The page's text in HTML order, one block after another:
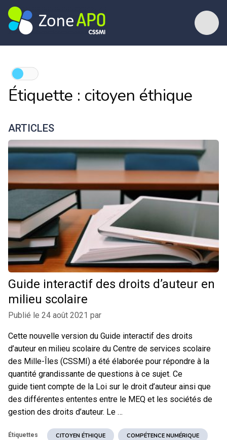
Étiquette : citoyen éthique
ARTICLES
Guide interactif des droits d’auteur en
milieu scolaire
Publié le 24 août 2021 par
Cette nouvelle version du Guide interactif des droits
d’auteur en milieu scolaire du Centre de services scolaire
des Mille-Îles (CSSMI) a été élaborée pour répondre à la
quantité grandissante de questions à ce sujet. Ce
guide tient compte de la Loi sur le droit d’auteur ainsi que
des différentes ententes entre le MEQ et les sociétés de
gestion des droits d’auteur. Le …
Étiquettes CITOYEN ÉTHIQUE COMPÉTENCE NUMÉRIQUE